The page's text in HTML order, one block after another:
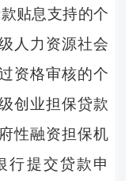
贴息支持的个
人力资源社会
资格审核的个
创业担保贷款
性融资担保机
行提交贷款申